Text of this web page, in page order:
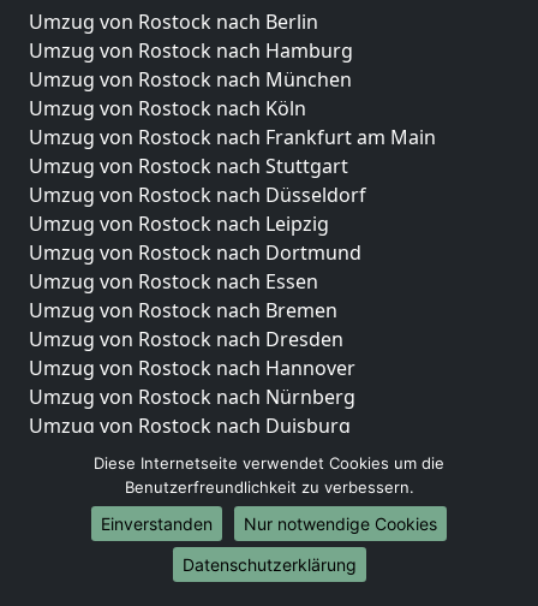
Umzug von Rostock nach Berlin
Umzug von Rostock nach Hamburg
Umzug von Rostock nach München
Umzug von Rostock nach Köln
Umzug von Rostock nach Frankfurt am Main
Umzug von Rostock nach Stuttgart
Umzug von Rostock nach Düsseldorf
Umzug von Rostock nach Leipzig
Umzug von Rostock nach Dortmund
Umzug von Rostock nach Essen
Umzug von Rostock nach Bremen
Umzug von Rostock nach Dresden
Umzug von Rostock nach Hannover
Umzug von Rostock nach Nürnberg
Umzug von Rostock nach Duisburg
Umzug von Rostock nach Bochum
Umzug von Rostock nach Wuppertal
Umzug von Rostock nach Bielefeld
Umzug von Rostock nach Bonn
Umzug von Rostock nach Münster
Diese Internetseite verwendet Cookies um die
Benutzerfreundlichkeit zu verbessern.
Einverstanden
Nur notwendige Cookies
Datenschutzerklärung